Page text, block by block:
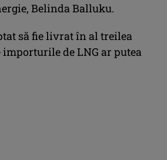
Belinda Balluku.
să fie livrat în al treilea
de LNG ar putea